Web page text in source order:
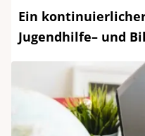
Ein
Jugendhilfe– und